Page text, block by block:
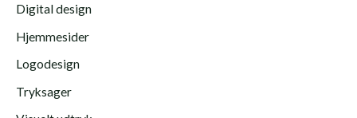
Digital design
Hjemmesider
Logodesign
Tryksager